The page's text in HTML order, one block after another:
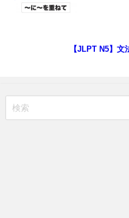
【JLPT N5】文